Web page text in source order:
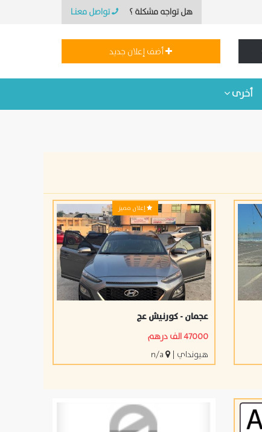
هل تواجه مشكلة ؟ تواصل معنـا
أضف إعلان جديد
أخرى
إعلان مميز
عجمان - كورنيش عج
47000 الف درهم
هيونداي |